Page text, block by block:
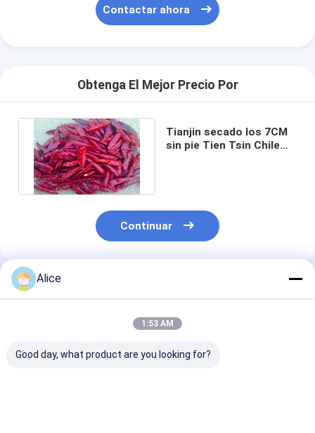
Contactar ahora
Obtenga El Mejor Precio Por
Tianjin secado los 7CM
sin pie Tien Tsin Chile
Continuar
Productos Recomendados
Alice
1:53 AM
Good day, what product are you looking for?